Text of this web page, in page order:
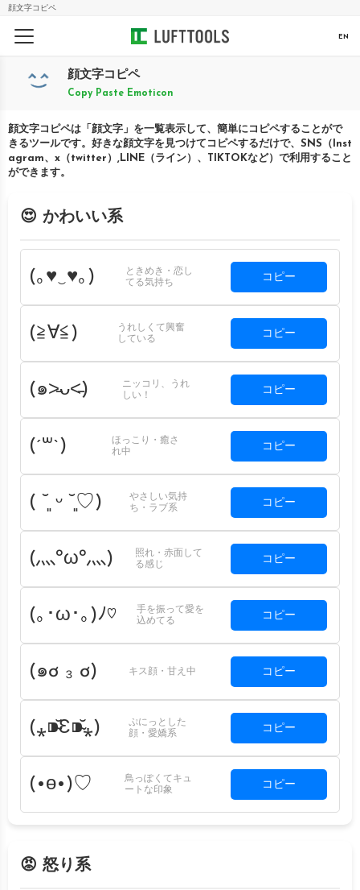
顔文字コピペ
EN
顔文字コピペ
Copy Paste Emoticon
顔文字コピペは「顔文字」を一覧表示して、簡単にコピペすることがで
きるツールです。好きな顔文字を見つけてコピペするだけで、SNS（Inst
agram、x（twitter）,LINE（ライン）、TIKTOKなど）で利用すること
ができます。
😍 かわいい系
(｡♥‿♥｡)
ときめき・恋し
てる気持ち
コピー
(≧∀≦)
うれしくて興奮
している
コピー
(๑˃̵ᴗ˂̵)
ニッコリ、うれ
しい！
コピー
(´꒳`)
ほっこり・癒さ
れ中
コピー
( ˘͈ ᵕ ˘͈♡)
やさしい気持
ち・ラブ系
コピー
(灬ºωº灬)
照れ・赤面して
る感じ
コピー
(｡･ω･｡)ﾉ♡
手を振って愛を
込めてる
コピー
(๑ơ ₃ ơ) キス顔・甘え中 コピー
(⁎⁍̴̆Ɛ⁍̴̆⁎)
ぷにっとした
顔・愛嬌系
コピー
(•ө•)♡
鳥っぽくてキュ
ートな印象
コピー
😡 怒り系